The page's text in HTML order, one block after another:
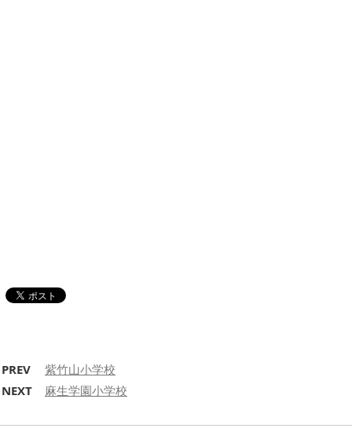
PREV
紫竹山小学校
NEXT
麻生学園小学校